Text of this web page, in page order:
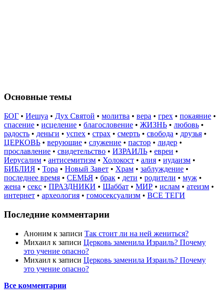
Основные темы
БОГ • Иешуа • Дух Святой • молитва • вера • грех • покаяние •
спасение • исцеление • благословение • ЖИЗНЬ • любовь •
радость • деньги • успех • страх • смерть • свобода • друзья •
ЦЕРКОВЬ • верующие • служение • пастор • лидер •
прославление • свидетельство • ИЗРАИЛЬ • евреи •
Иерусалим • антисемитизм • Холокост • алия • иудаизм •
БИБЛИЯ • Тора • Новый Завет • Храм • заблуждение •
последнее время • СЕМЬЯ • брак • дети • родители • муж •
жена • секс • ПРАЗДНИКИ • Шаббат • МИР • ислам • атеизм •
интернет • археология • гомосексуализм • ВСЕ ТЕГИ
Последние комментарии
Аноним к записи Так стоит ли на ней жениться?
Михаил к записи Церковь заменила Израиль? Почему
это учение опасно?
Михаил к записи Церковь заменила Израиль? Почему
это учение опасно?
Все комментарии